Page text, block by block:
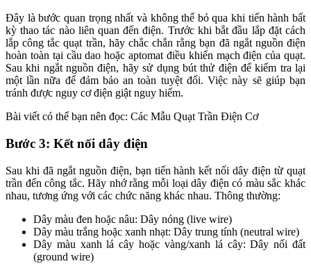
Đây là bước quan trọng nhất và không thể bỏ qua khi tiến hành bất
kỳ thao tác nào liên quan đến điện. Trước khi bắt đầu lắp đặt cách
lắp công tắc quạt trần, hãy chắc chắn rằng bạn đã ngắt nguồn điện
hoàn toàn tại cầu dao hoặc aptomat điều khiển mạch điện của quạt.
Sau khi ngắt nguồn điện, hãy sử dụng bút thử điện để kiểm tra lại
một lần nữa để đảm bảo an toàn tuyệt đối. Việc này sẽ giúp bạn
tránh được nguy cơ điện giật nguy hiểm.
Bài viết có thể bạn nên đọc: Các Mẫu Quạt Trần Điện Cơ
Bước 3: Kết nối dây điện
Sau khi đã ngắt nguồn điện, bạn tiến hành kết nối dây điện từ quạt
trần đến công tắc. Hãy nhớ rằng mỗi loại dây điện có màu sắc khác
nhau, tương ứng với các chức năng khác nhau. Thông thường:
Dây màu đen hoặc nâu: Dây nóng (live wire)
Dây màu trắng hoặc xanh nhạt: Dây trung tính (neutral wire)
Dây màu xanh lá cây hoặc vàng/xanh lá cây: Dây nối đất
(ground wire)